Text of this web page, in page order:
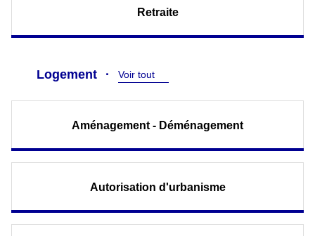
Retraite
Logement Voir tout
Aménagement - Déménagement
Autorisation d'urbanisme